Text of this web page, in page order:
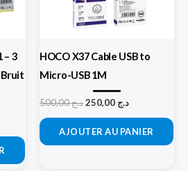
– 3
HOCO X37 Cable USB to
Micro-USB 1M
د.ج500,00 د.ج
AJOUTER AU PANIER